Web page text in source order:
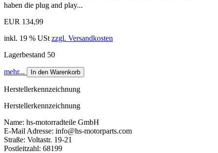
haben die plug and play...
EUR 134,99
inkl. 19 % USt zzgl. Versandkosten
Lagerbestand 50
mehr... In den Warenkorb
Herstellerkennzeichnung
Herstellerkennzeichnung
Name: hs-motorradteile GmbH
E-Mail Adresse: info@hs-motorparts.com
Straße: Voltastr. 19-21
Postleitzahl: 68199